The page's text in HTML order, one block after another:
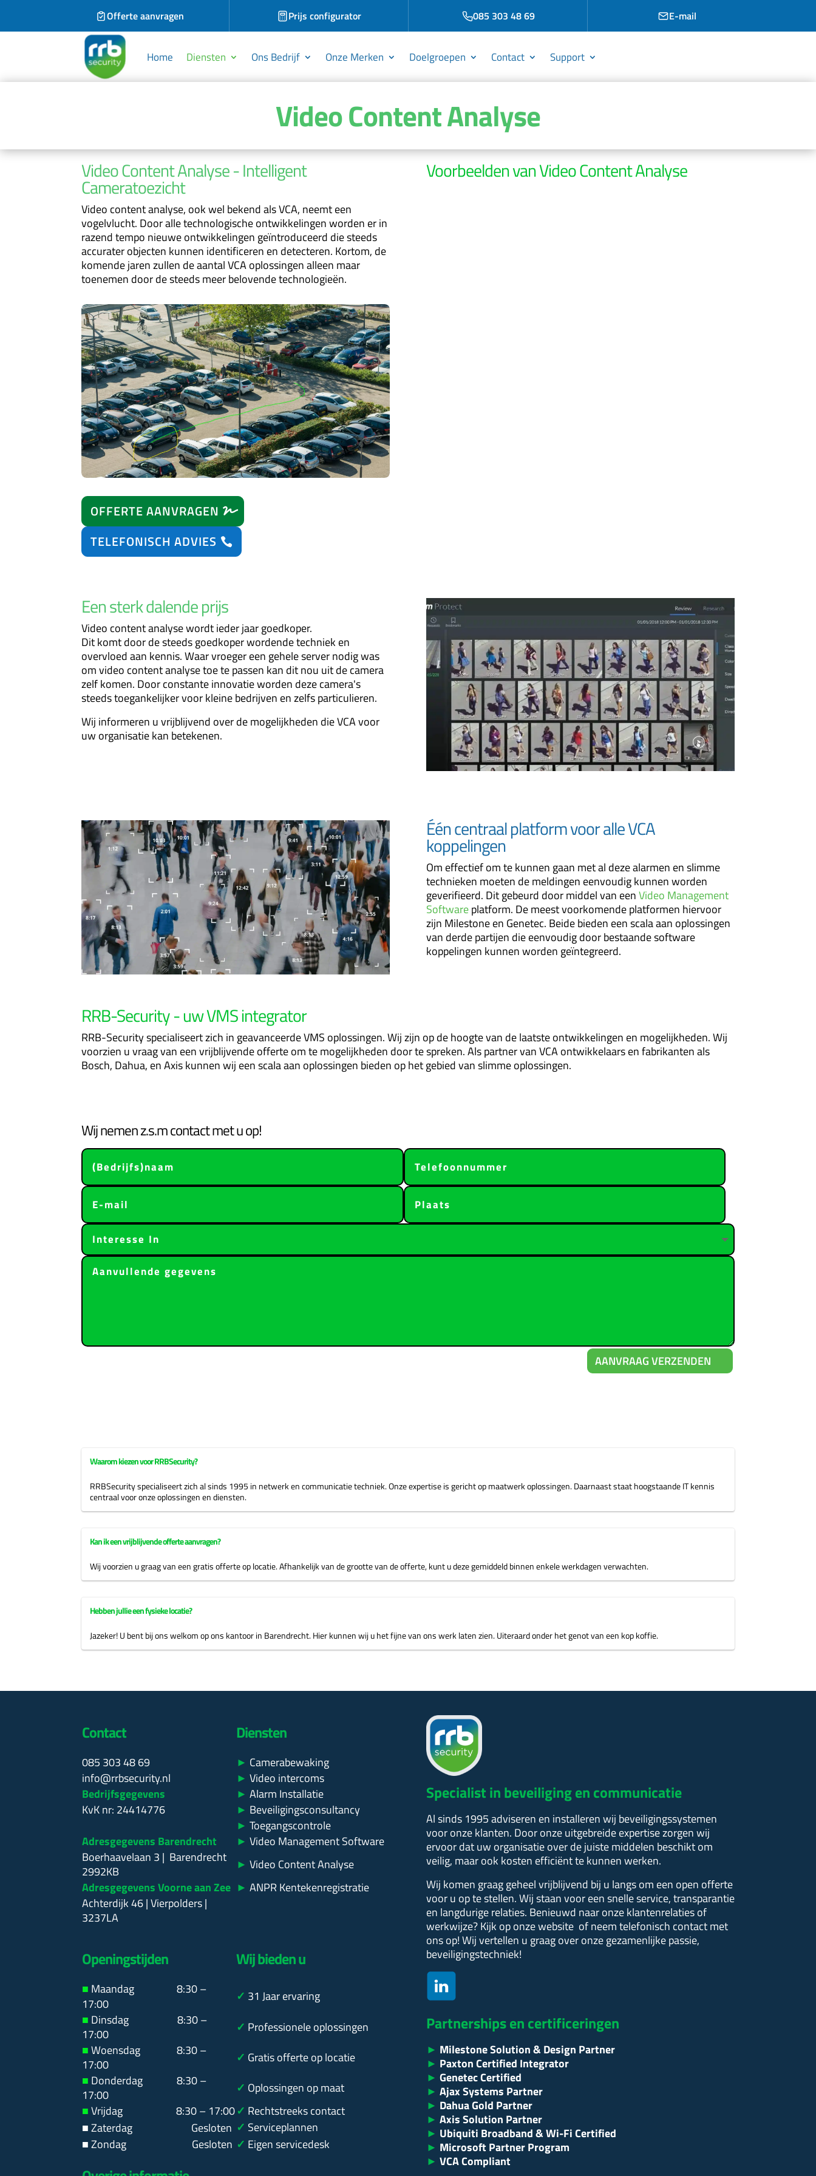
Offerte aanvragen Prijs configurator 085 303 48 69 E-mail
Home Diensten Ons Bedrijf Onze Merken Doelgroepen Contact Support
Video Content Analyse
Video Content Analyse - Intelligent
Cameratoezicht
Video content analyse, ook wel bekend als VCA, neemt een
vogelvlucht. Door alle technologische ontwikkelingen worden er in
razend tempo nieuwe ontwikkelingen geïntroduceerd die steeds
accurater objecten kunnen identificeren en detecteren. Kortom, de
komende jaren zullen de aantal VCA oplossingen alleen maar
toenemen door de steeds meer belovende technologieën.
OFFERTE AANVRAGEN
TELEFONISCH ADVIES
Voorbeelden van Video Content Analyse
Een sterk dalende prijs
Video content analyse wordt ieder jaar goedkoper.
Dit komt door de steeds goedkoper wordende techniek en
overvloed aan kennis. Waar vroeger een gehele server nodig was
om video content analyse toe te passen kan dit nou uit de camera
zelf komen. Door constante innovatie worden deze camera's
steeds toegankelijker voor kleine bedrijven en zelfs particulieren.
Wij informeren u vrijblijvend over de mogelijkheden die VCA voor
uw organisatie kan betekenen.
Één centraal platform voor alle VCA
koppelingen
Om effectief om te kunnen gaan met al deze alarmen en slimme
technieken moeten de meldingen eenvoudig kunnen worden
geverifieerd. Dit gebeurd door middel van eenVideo Management
Softwareplatform. De meest voorkomende platformen hiervoor
zijn Milestone en Genetec. Beide bieden een scala aan oplossingen
van derde partijen die eenvoudig door bestaande software
koppelingen kunnen worden geïntegreerd.
RRB-Security - uw VMS integrator
RRB-Security specialiseert zich in geavanceerde VMS oplossingen. Wij zijn op de hoogte van de laatste ontwikkelingen en mogelijkheden. Wij
voorzien u vraag van een vrijblijvende offerte om te mogelijkheden door te spreken. Als partner van VCA ontwikkelaars en fabrikanten als
Bosch, Dahua, en Axis kunnen wij een scala aan oplossingen bieden op het gebied van slimme oplossingen.
Wij nemen z.s.m contact met u op!
AANVRAAG VERZENDEN
Waarom kiezen voor RRBSecurity?
RRBSecurity specialiseert zich al sinds 1995 in netwerk en communicatie techniek. Onze expertise is gericht op maatwerk oplossingen. Daarnaast staat hoogstaande IT kennis
centraal voor onze oplossingen en diensten.
Kan ik een vrijblijvende offerte aanvragen?
Wij voorzien u graag van een gratis offerte op locatie. Afhankelijk van de grootte van de offerte, kunt u deze gemiddeld binnen enkele werkdagen verwachten.
Hebben jullie een fysieke locatie?
Jazeker! U bent bij ons welkom op ons kantoor in Barendrecht. Hier kunnen wij u het fijne van ons werk laten zien. Uiteraard onder het genot van een kop koffie.
Contact Diensten
085 303 48 69 ► Camerabewaking
info@rrbsecurity.nl
► Video intercoms
Bedrijfsgegevens
► Alarm Installatie
KvK nr: 24414776
► Beveiligingsconsultancy
► Toegangscontrole
Adresgegevens Barendrecht
► Video Management Software
Boerhaavelaan 3 | Barendrecht
2992KB
► Video Content Analyse
Adresgegevens Voorne aan Zee ► ANPR Kentekenregistratie
Achterdijk 46 | Vierpolders |
3237LA
Openingstijden Wij bieden u
■ Maandag
8:30 –
17:00
✓ 31 Jaar ervaring
■ Dinsdag 8:30 –
17:00
✓ Professionele oplossingen
■Woensdag 8:30 –
17:00
✓ Gratis offerte op locatie
■ Donderdag 8:30 –
17:00
✓ Oplossingen op maat
■Vrijdag 8:30 – 17:00✓ Rechtstreeks contact
■ Zaterdag
Gesloten ✓ Serviceplannen
■ Zondag Gesloten ✓ Eigen servicedesk
Specialist in beveiliging en communicatie
Al sinds 1995 adviseren en installeren wij beveiligingssystemen
voor onze klanten. Door onze uitgebreide expertise zorgen wij
ervoor dat uw organisatie over de juiste middelen beschikt om
veilig, maar ook kosten efficiënt te kunnen werken.
Wij komen graag geheel vrijblijvend bij u langs om een open offerte
voor u op te stellen.Wij staan voor een snelle service, transparantie
en langdurige relaties. Benieuwd naar onze klantenrelaties of
werkwijze?Kijk op onze website of neem telefonisch contact met
ons op! Wij vertellen u graag over onze gezamenlijke passie,
beveiligingstechniek!
Partnerships en certificeringen
► Milestone Solution & Design Partner
► Paxton Certified Integrator
► Genetec Certified
► Ajax Systems Partner
► Dahua Gold Partner
► Axis Solution Partner
► Ubiquiti Broadband & Wi-Fi Certified
► Microsoft Partner Program
► VCA Compliant